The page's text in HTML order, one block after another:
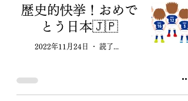
歴史的快挙！おめで
とう日本🇯🇵
2022年11月24日